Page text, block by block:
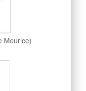
Meurice)